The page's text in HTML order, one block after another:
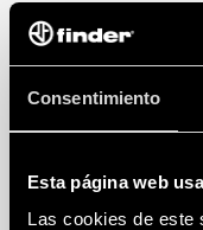
Consentimiento
Esta página web
Las cookies de este